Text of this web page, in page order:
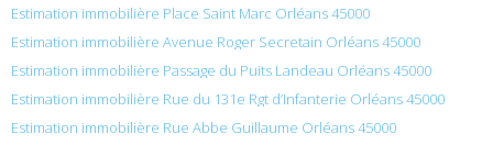
Estimation immobilière Place Saint Marc Orléans 45000
Estimation immobilière Avenue Roger Secretain Orléans 45000
Estimation immobilière Passage du Puits Landeau Orléans 45000
Estimation immobilière Rue du 131e Rgt d’Infanterie Orléans 45000
Estimation immobilière Rue Abbe Guillaume Orléans 45000